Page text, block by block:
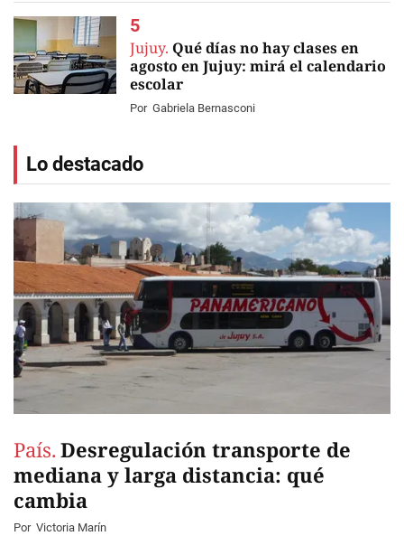
Jujuy. Qué días no hay clases en
agosto en Jujuy: mirá el calendario
escolar
Por Gabriela Bernasconi
Lo destacado
País. Desregulación transporte de
mediana y larga distancia: qué
cambia
Por Victoria Marín